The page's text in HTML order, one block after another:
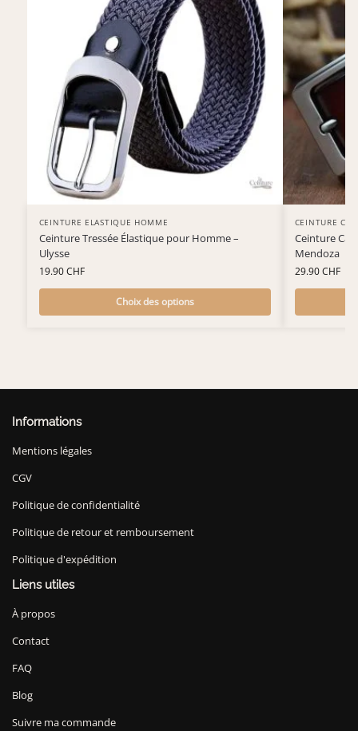
CEINTURE ELASTIQUE HOMME
Ceinture Tressée Élastique pour Homme –
Ulysse
19.90CHF
Choix des options
CEINTURE
Ceinture
Mendoza
29.90CHF
Informations
Mentions légales
CGV
Politique de confidentialité
Politique de retour et remboursement
Politique d'expédition
Liens utiles
À propos
Contact
FAQ
Blog
Suivre ma commande